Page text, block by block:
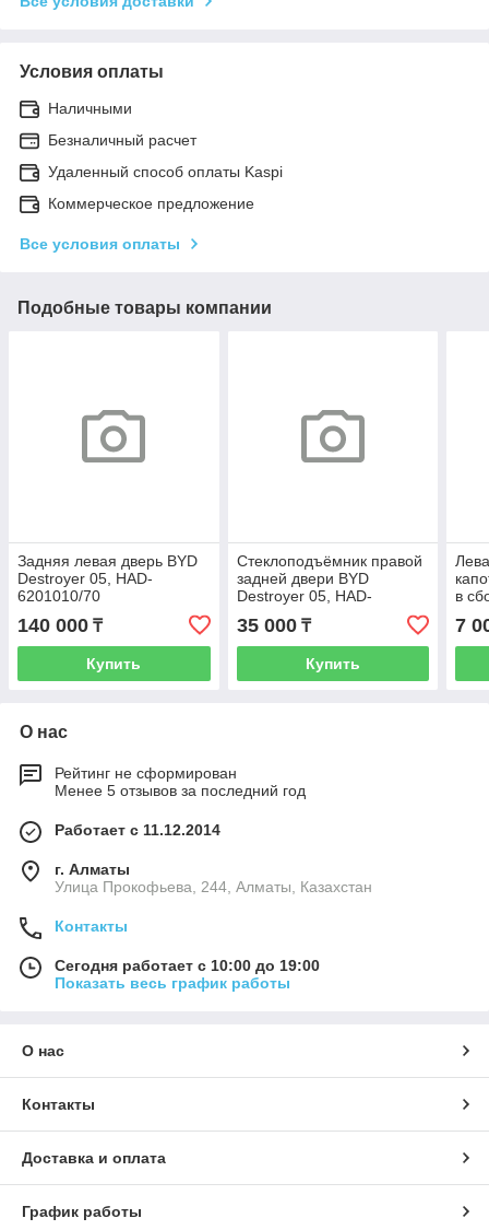
Условия оплаты
Наличными
Безналичный расчет
Удаленный способ оплаты Kaspi
Коммерческое предложение
Все условия оплаты
Подобные товары компании
Задняя левая дверь BYD
Destroyer 05, HAD-
6201010/70
140 000 ₸
Купить
Стеклоподъёмник правой
задней двери BYD
Destroyer 05, HAD-
35 000₸
Купить
в
7
О нас
Рейтинг не сформирован
Менее 5 отзывов за последний год
Работает с 11.12.2014
г. Алматы
​Улица Прокофьева, 244, Алматы, Казахстан
Контакты
Сегодня работает с 10:00 до 19:00
Показать весь график работы
О нас
Контакты
Доставка и оплата
График работы